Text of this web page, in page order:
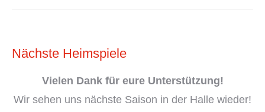
Nächste Heimspiele
Vielen Dank für eure Unterstützung!
Wir sehen uns nächste Saison in der Halle wieder!